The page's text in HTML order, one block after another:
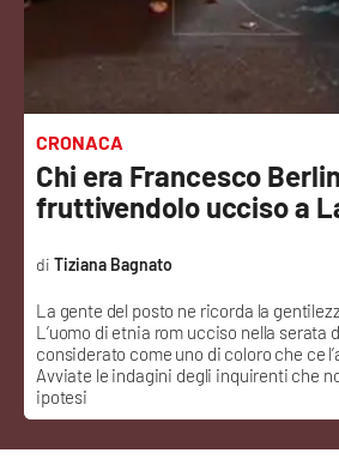
Podcast
Meteo
Editoriali
VIDEO
Ambiente
CRONACA
Chi era Francesco
fruttivendolo ucciso a
La gente del posto ne ricorda la
L’uomo di etnia rom ucciso nella serata
considerato come uno di coloro che ce
Avviate le indagini degli inquirenti che
ipotesi
Tiziana Bagnato